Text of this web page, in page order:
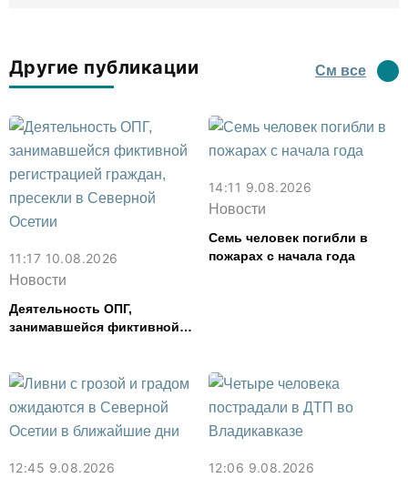
Другие публикации См все
11:17 10.08.2026
Новости
Деятельность ОПГ,
занимавшейся фиктивной
14:11 9.08.2026
Новости
Семь человек погибли в
пожарах с начала года
12:45 9.08.2026
12:06 9.08.2026